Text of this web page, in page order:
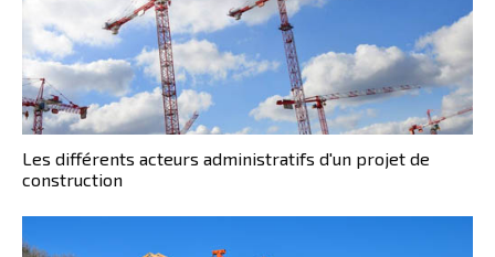
Les différents acteurs administratifs d'un projet de
construction